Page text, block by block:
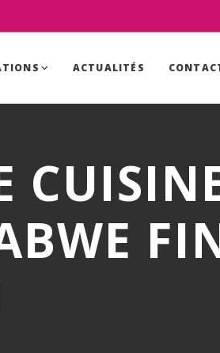
ACTUALITÉS